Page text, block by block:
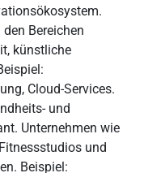
Bereichen
künstliche
Cloud-Services.
und
Unternehmen wie
und
Beispiel: